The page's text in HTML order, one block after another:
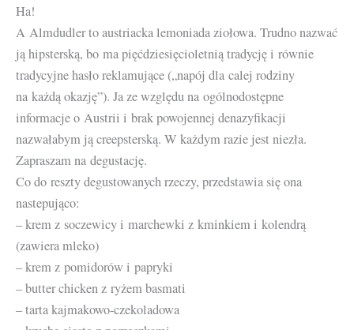
Ha!
A Almdudler to austriacka lemoniada ziołowa. Trudno nazwać
ją hipsterską, bo ma pięćdziesięcioletnią tradycję i równie
tradycyjne hasło reklamujące („napój dla calej rodziny
na każdą okazję”). Ja ze względu na ogólnodostępne
informacje o Austrii i brak powojennej denazyfikacji
nazwałabym ją creepsterską. W każdym razie jest niezła.
Zapraszam na degustację.
Co do reszty degustowanych rzeczy, przedstawia się ona
nastepująco:
– krem z soczewicy i marchewki z kminkiem i kolendrą
(zawiera mleko)
– krem z pomidorów i papryki
– butter chicken z ryżem basmati
– tarta kajmakowo-czekoladowa